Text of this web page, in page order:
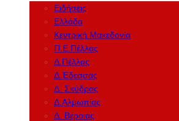
Ειδήσεις
Ελλάδα
Κεντρική Μακεδονία
Π.Ε.Πέλλας
Δ.Πέλλας
Δ.Έδεσσας
Δ. Σκύδρας
Δ.Αλμωπίας
Δ. Βέροιας